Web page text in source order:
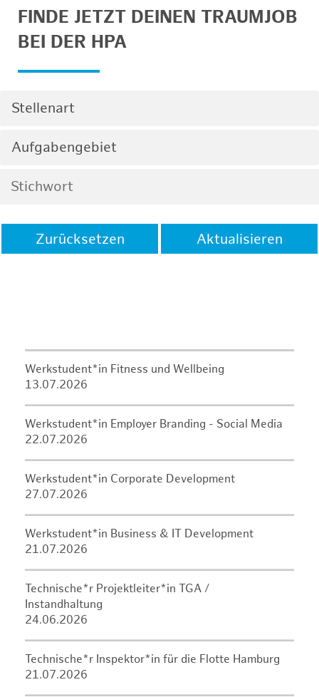
FINDE JETZT DEINEN TRAUMJOB
BEI DER HPA
Stellenart
Aufgabengebiet
Zurücksetzen Aktualisieren
Werkstudent*in Fitness und Wellbeing
13.07.2026
Werkstudent*in Employer Branding - Social Media
22.07.2026
Werkstudent*in Corporate Development
27.07.2026
Werkstudent*in Business & IT Development
21.07.2026
Technische*r Projektleiter*in TGA /
Instandhaltung
24.06.2026
Technische*r Inspektor*in für die Flotte Hamburg
21.07.2026